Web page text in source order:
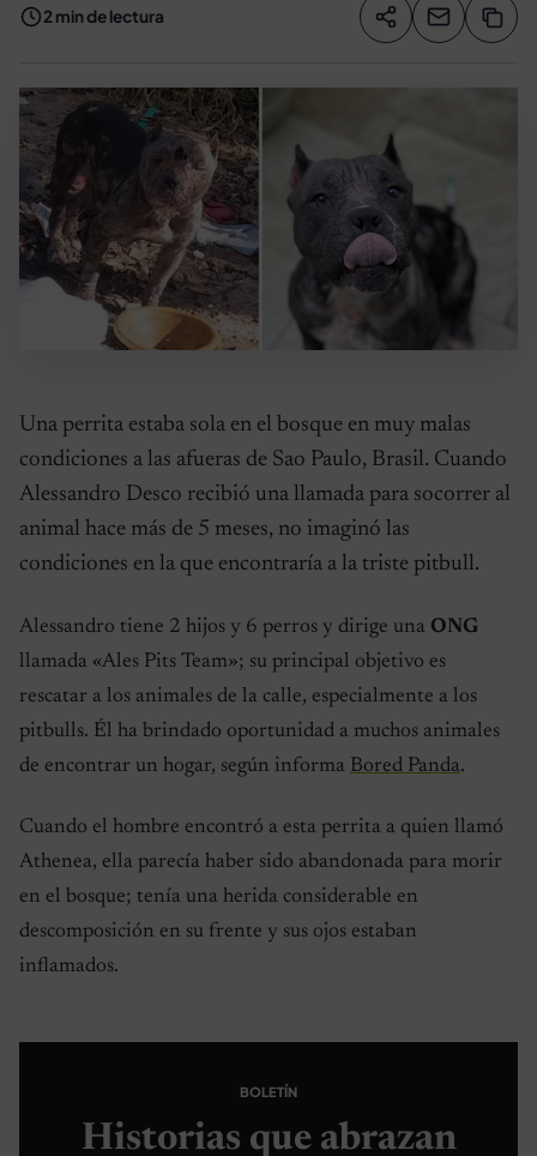
2 min de lectura Compartir
Una perrita estaba sola en el bosque en muy malas
condiciones a las afueras de Sao Paulo, Brasil. Cuando
Alessandro Desco recibió una llamada para socorrer al
animal hace más de 5 meses, no imaginó las
condiciones en la que encontraría a la triste pitbull.
Alessandro tiene 2 hijos y 6 perros y dirige una ONG
llamada «Ales Pits Team»; su principal objetivo es
rescatar a los animales de la calle, especialmente a los
pitbulls. Él ha brindado oportunidad a muchos animales
de encontrar un hogar, según informa Bored Panda.
Cuando el hombre encontró a esta perrita a quien llamó
Athenea, ella parecía haber sido abandonada para morir
en el bosque; tenía una herida considerable en
descomposición en su frente y sus ojos estaban
inflamados.
BOLETÍN
Historias que abrazan